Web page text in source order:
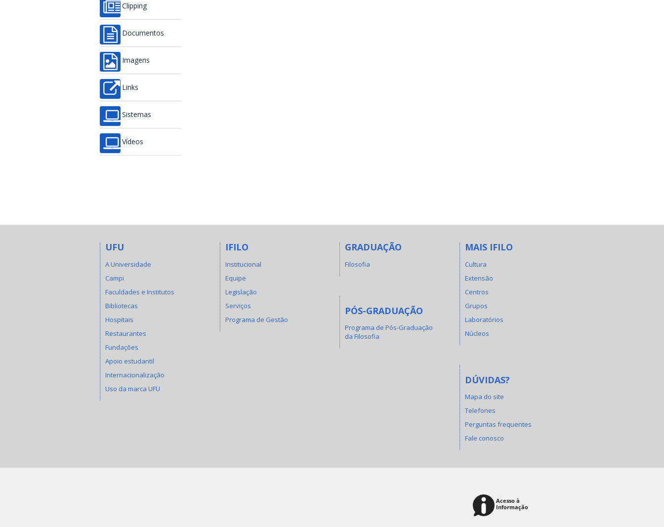
Clipping
Documentos
Imagens
Links
Sistemas
Vídeos
UFU
A Universidade
Campi
Faculdades e Institutos
Bibliotecas
Hospitais
Restaurantes
Fundações
Apoio estudantil
Internacionalização
Uso da marca UFU
IFILO
Institucional
Equipe
Legislação
Serviços
Programa de Gestão
GRADUAÇÃO
Filosofia
PÓS-GRADUAÇÃO
Programa de Pós-Graduação
da Filosofia
MAIS IFILO
Cultura
Extensão
Centros
Grupos
Laboratórios
Núcleos
DÚVIDAS?
Mapa do site
Telefones
Perguntas frequentes
Fale conosco